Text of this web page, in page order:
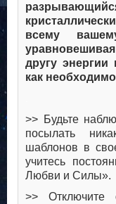
всему
другу энергии
как
>> Будьте
посылать
шаблонов в
учитесь
Любви и Силы».
>> Отключите